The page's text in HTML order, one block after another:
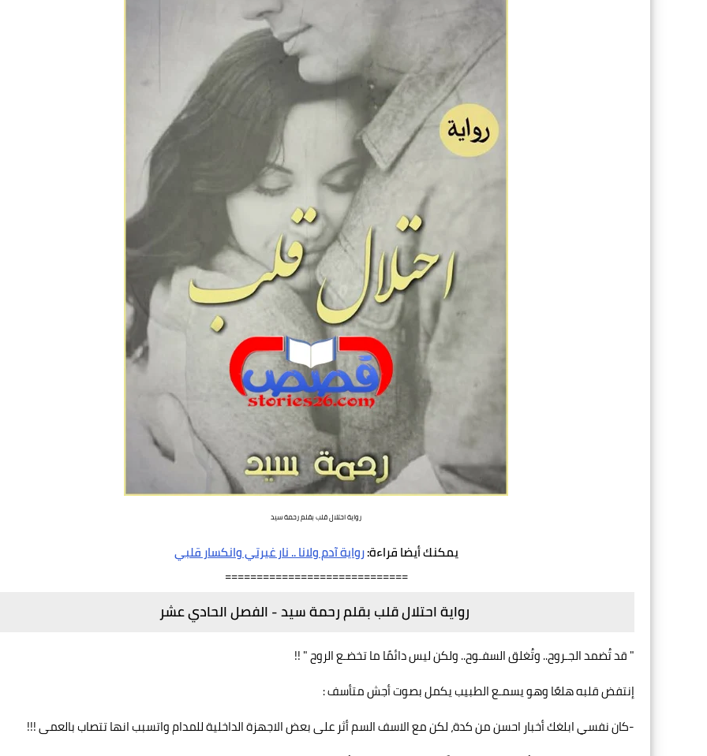
رواية احتلال قلب بقلم رحمة سيد
يمكنك أيضا قراءة:رواية آدم ولانا .. نار غيرتي وانكسار قلبي
=============================
رواية احتلال قلب بقلم رحمة سيد - الفصل الحادي عشر
" قد تُضمد الجـروح.. وتُغلق السفـوح.. ولكن ليس دائمًا ما تخضـع الروح " !!
إنتفض قلبه هلعًا وهو يسمـع الطبيب يكمل بصوت أجش متأسف :
-كان نفسي ابلغك أخبار احسن من كدة، لكن مع الاسف السم أثر على بعض الاجهزة الداخلية للمدام واتسبب انها تتصاب بالعمى !!!